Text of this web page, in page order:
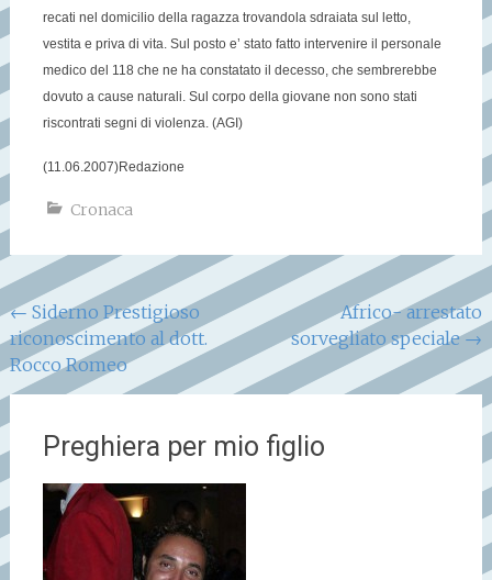
recati nel domicilio della ragazza trovandola sdraiata sul letto,
vestita e priva di vita. Sul posto e’ stato fatto intervenire il personale
medico del 118 che ne ha constatato il decesso, che sembrerebbe
dovuto a cause naturali. Sul corpo della giovane non sono stati
riscontrati segni di violenza. (AGI)
(11.06.2007)Redazione
Cronaca
Navigazione
articoli
← Siderno Prestigioso
riconoscimento al dott.
Rocco Romeo
Africo- arrestato
sorvegliato speciale→
Preghiera per mio figlio